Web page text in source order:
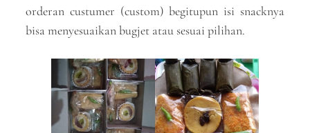
orderan custumer (custom) begitupun isi snacknya
bisa menyesuaikan bugjet atau sesuai pilihan.